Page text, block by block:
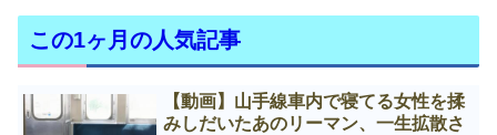
この1ヶ月の人気記事
【動画】山手線車内で寝てる女性を揉
みしだいたあのリーマン、一生拡散さ